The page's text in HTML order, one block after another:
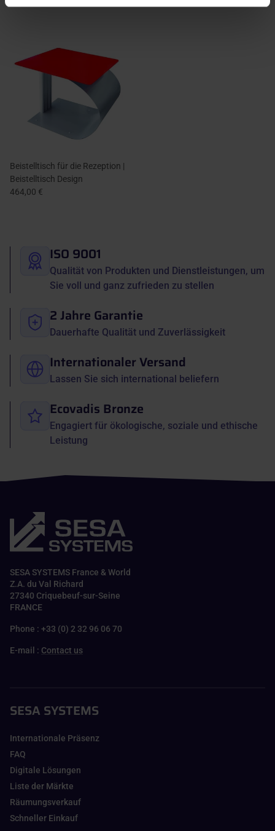
Beistelltisch für die Rezeption |
Beistelltisch Design
464,00 €
ISO 9001
Qualität von Produkten und Dienstleistungen, um
Sie voll und ganz zufrieden zu stellen
2 Jahre Garantie
Dauerhafte Qualität und Zuverlässigkeit
Internationaler Versand
Lassen Sie sich international beliefern
Ecovadis Bronze
Engagiert für ökologische, soziale und ethische
Leistung
SESA SYSTEMS France & World
Z.A. du Val Richard
27340 Criquebeuf-sur-Seine
FRANCE
Phone : +33 (0) 2 32 96 06 70
E-mail : Contact us
SESA SYSTEMS
Internationale Präsenz
FAQ
Digitale Lösungen
Liste der Märkte
Räumungsverkauf
Schneller Einkauf